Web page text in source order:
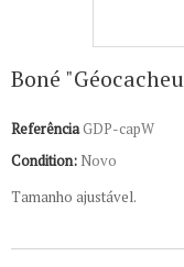
Boné
ReferênciaGDP-capW
Condition: Novo
Tamanho ajustável.